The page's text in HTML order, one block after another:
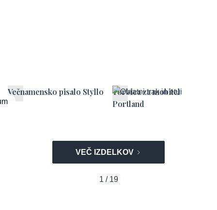
Večnamensko pisalo Styllo
Torbica za mobitel
Portland
VEČ IZDELKOV
1 / 19